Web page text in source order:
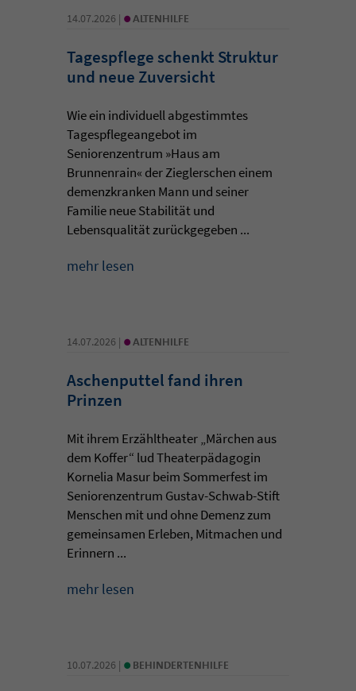
14.07.2026 | • ALTENHILFE
Tagespflege schenkt Struktur
und neue Zuversicht
Wie ein individuell abgestimmtes
Tagespflegeangebot im
Seniorenzentrum »Haus am
Brunnenrain« der Zieglerschen einem
demenzkranken Mann und seiner
Familie neue Stabilität und
Lebensqualität zurückgegeben ...
mehr lesen
14.07.2026 | • ALTENHILFE
Aschenputtel fand ihren
Prinzen
Mit ihrem Erzähltheater „Märchen aus
dem Koffer“ lud Theaterpädagogin
Kornelia Masur beim Sommerfest im
Seniorenzentrum Gustav-Schwab-Stift
Menschen mit und ohne Demenz zum
gemeinsamen Erleben, Mitmachen und
Erinnern ...
mehr lesen
10.07.2026 | • BEHINDERTENHILFE